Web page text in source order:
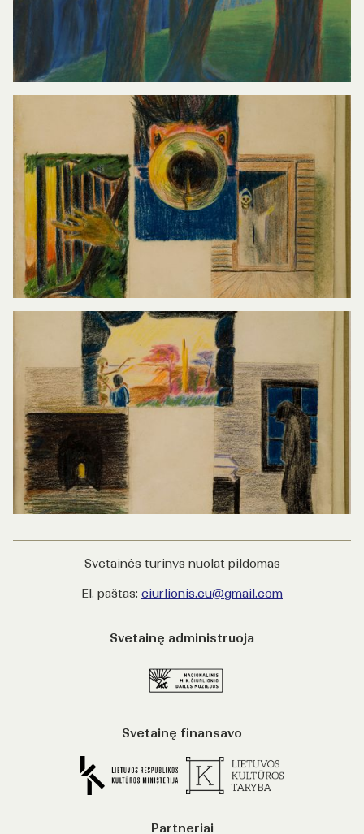
Svetainės turinys nuolat pildomas
El. paštas: ciurlionis.eu@gmail.com
Svetainę administruoja
Svetainę finansavo
Partneriai